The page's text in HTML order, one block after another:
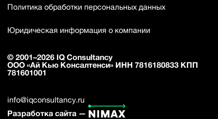
Политика обработки персональных данных
Юридическая информация о компании
© 2001–2026 IQ Consultancy
ООО «Ай Кью Консалтенси» ИНН 7816180833 КПП
781601001
info@iqconsultancy.ru
Разработка сайта —